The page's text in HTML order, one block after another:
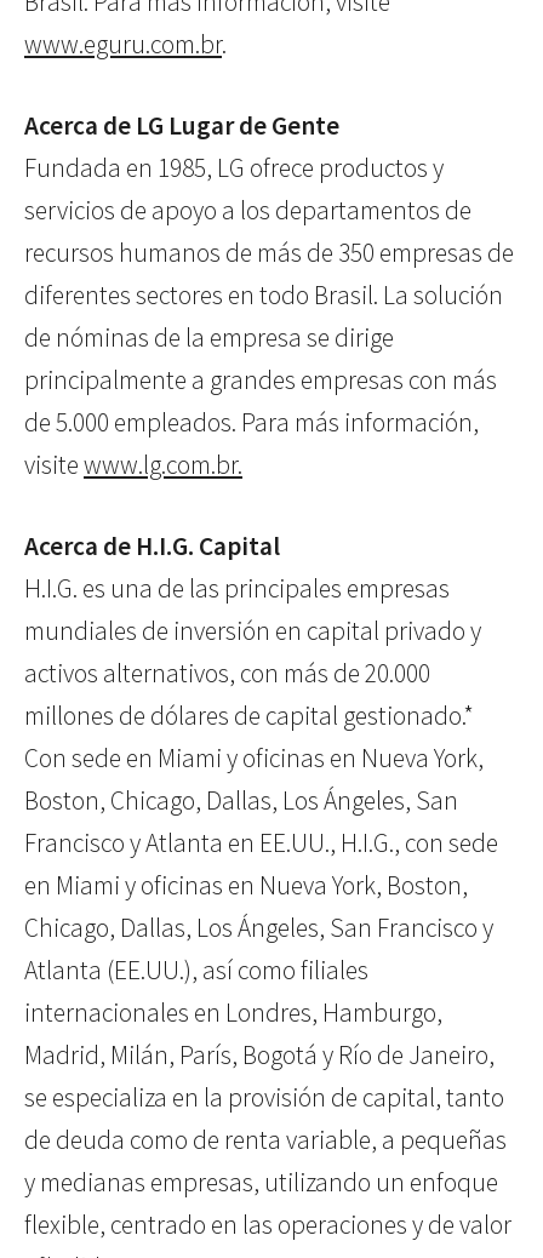
www.eguru.com.br.
Acerca de LG Lugar de Gente
Fundada en 1985, LG ofrece productos y
servicios de apoyo a los departamentos de
recursos humanos de más de 350 empresas de
diferentes sectores en todo Brasil. La solución
de nóminas de la empresa se dirige
principalmente a grandes empresas con más
de 5.000 empleados. Para más información,
visitewww.lg.com.br.
Acerca de H.I.G. Capital
H.I.G. es una de las principales empresas
mundiales de inversión en capital privado y
activos alternativos, con más de 20.000
millones de dólares de capital gestionado.*
Con sede en Miami y oficinas en Nueva York,
Boston, Chicago, Dallas, Los Ángeles, San
Francisco y Atlanta en EE.UU., H.I.G., con sede
en Miami y oficinas en Nueva York, Boston,
Chicago, Dallas, Los Ángeles, San Francisco y
Atlanta (EE.UU.), así como filiales
internacionales en Londres, Hamburgo,
Madrid, Milán, París, Bogotá y Río de Janeiro,
se especializa en la provisión de capital, tanto
de deuda como de renta variable, a pequeñas
y medianas empresas, utilizando un enfoque
flexible, centrado en las operaciones y de valor